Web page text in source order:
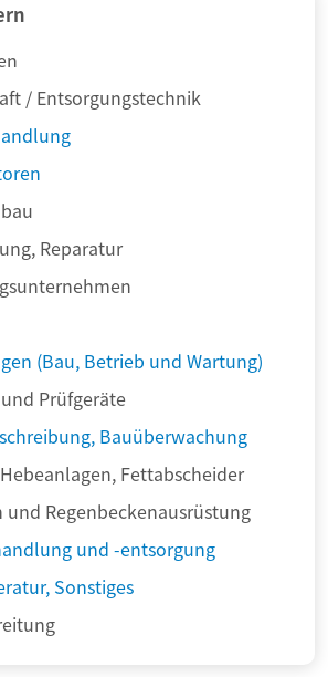
/ Entsorgungstechnik
Reparatur
(Bau, Betrieb und Wartung)
Prüfgeräte
Bauüberwachung
Fettabscheider
und Regenbeckenausrüstung
und -entsorgung
Sonstiges